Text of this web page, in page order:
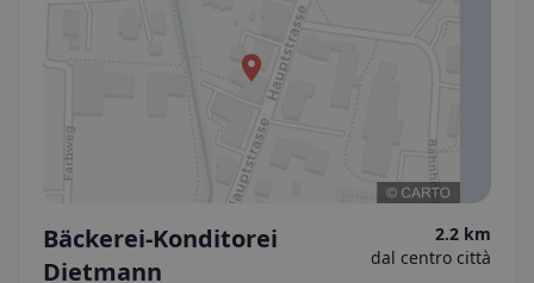
Bäckerei-Konditorei
Dietmann
2.2 km
dal centro città